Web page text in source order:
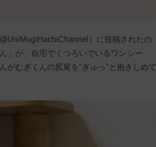
）に投稿されたの
」が、自宅でくつろいでいるワンシー
がむぎくんの尻尾を"ぎゅっ"と抱きしめて